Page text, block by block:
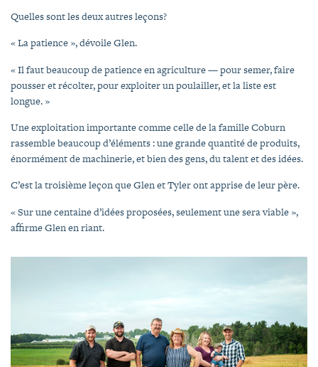
Quelles sont les deux autres leçons?
« La patience », dévoile Glen.
« Il faut beaucoup de patience en agriculture — pour semer, faire
pousser et récolter, pour exploiter un poulailler, et la liste est
longue. »
Une exploitation importante comme celle de la famille Coburn
rassemble beaucoup d’éléments : une grande quantité de produits,
énormément de machinerie, et bien des gens, du talent et des idées.
C’est la troisième leçon que Glen et Tyler ont apprise de leur père.
« Sur une centaine d’idées proposées, seulement une sera viable »,
affirme Glen en riant.